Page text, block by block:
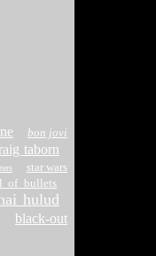
bon jovi
taborn
star wars
of bullets
hulud
black-out